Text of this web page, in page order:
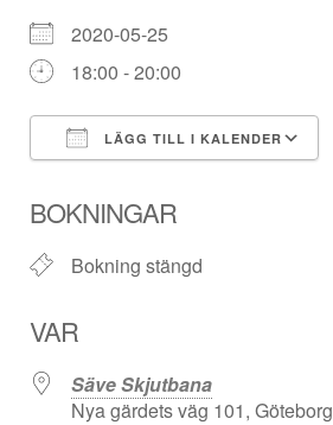
2020-05-25
18:00 - 20:00
LÄGG TILL I KALENDER
BOKNINGAR
Bokning stängd
VAR
Säve Skjutbana
Nya gärdets väg 101, Göteborg